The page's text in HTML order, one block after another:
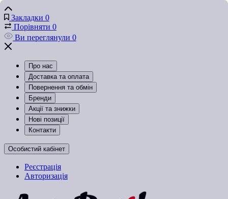
Закладки 0
Порівняти 0
Ви переглянули 0
Про нас
Доставка та оплата
Повернення та обмін
Бренди
Акції та знижки
Нові позиції
Контакти
Особистий кабінет
Реєстрація
Авторизація